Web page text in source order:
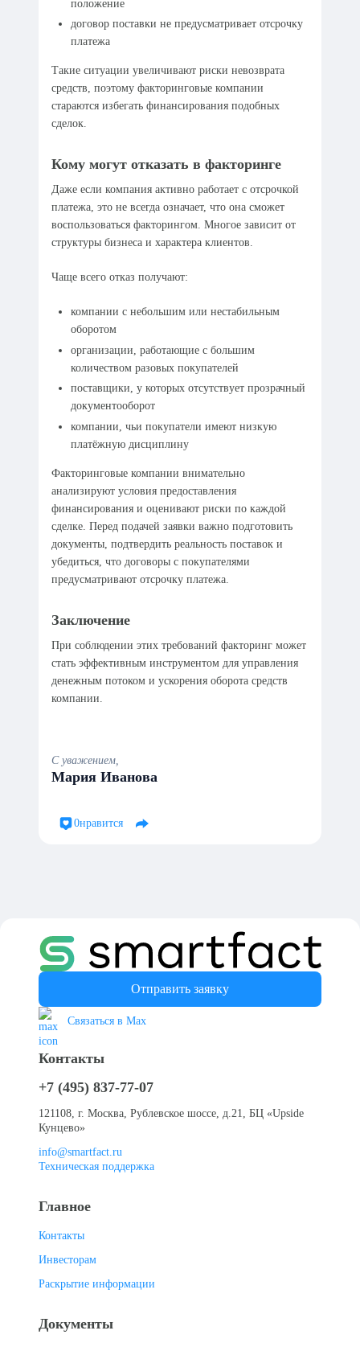
положение
договор поставки не предусматривает отсрочку
платежа
Такие ситуации увеличивают риски невозврата
средств, поэтому факторинговые компании
стараются избегать финансирования подобных
сделок.
Кому могут отказать в факторинге
Даже если компания активно работает с отсрочкой
платежа, это не всегда означает, что она сможет
воспользоваться факторингом. Многое зависит от
структуры бизнеса и характера клиентов.
Чаще всего отказ получают:
компании с небольшим или нестабильным
оборотом
организации, работающие с большим
количеством разовых покупателей
поставщики, у которых отсутствует прозрачный
документооборот
компании, чьи покупатели имеют низкую
платёжную дисциплину
Факторинговые компании внимательно
анализируют условия предоставления
финансирования и оценивают риски по каждой
сделке. Перед подачей заявки важно подготовить
документы, подтвердить реальность поставок и
убедиться, что договоры с покупателями
предусматривают отсрочку платежа.
Заключение
При соблюдении этих требований факторинг может
стать эффективным инструментом для управления
денежным потоком и ускорения оборота средств
компании.
С уважением,
Мария Иванова
0нравится
Отправить заявку
Связаться в Max
Главное
Контакты
Инвесторам
Раскрытие информации
Документы
Контакты
+7 (495) 837-77-07
121108, г. Москва, Рублевское шоссе, д.21, БЦ «Upside
Кунцево»
info@smartfact.ru
Техническая поддержка